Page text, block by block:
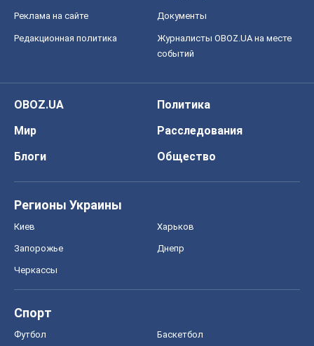
Реклама на сайте Документы
Редакционная политика
Журналисты OBOZ.UA на месте
событий
OBOZ.UA
Политика
Мир
Расследования
Блоги
Общество
Регионы Украины
Киев Харьков
Запорожье Днепр
Черкассы
Спорт
Футбол Баскетбол